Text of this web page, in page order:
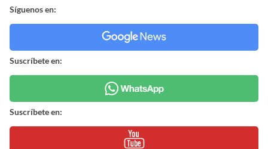
Síguenos en:
Suscríbete en:
Suscríbete en: